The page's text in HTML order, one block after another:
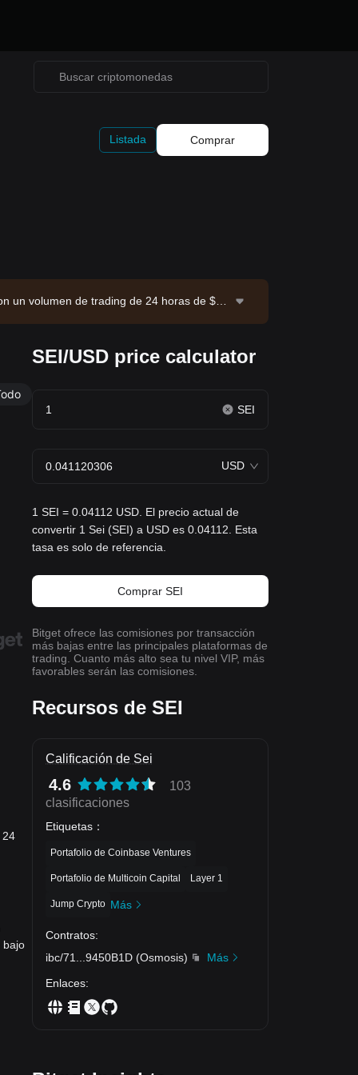
Listada Comprar
un volumen de trading de 24 horas de $13
24
bajo
SEI/USD price calculator
SEI
USD
1 SEI = 0.04112 USD. El precio actual de
convertir 1 Sei (SEI) a USD es 0.04112. Esta
tasa es solo de referencia.
Comprar SEI
Bitget ofrece las comisiones por transacción
más bajas entre las principales plataformas de
trading. Cuanto más alto sea tu nivel VIP, más
favorables serán las comisiones.
Recursos de SEI
Calificación de Sei
4.6
103
clasificaciones
Etiquetas ：
Portafolio de Coinbase Ventures
Portafolio de Multicoin Capital Layer 1
Jump Crypto Más
Contratos:
ibc/71
9450B1D (Osmosis)
Más
Enlaces: